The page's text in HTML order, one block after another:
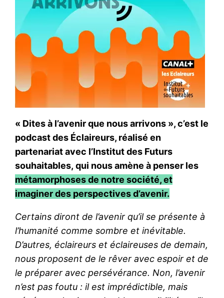
« Dites à l’avenir que nous arrivons », c’est le
podcast des Éclaireurs, réalisé en
partenariat avec l’Institut des Futurs
souhaitables, qui nous amène à penser les
métamorphoses de notre société, et
imaginer des perspectives d’avenir.
Certains diront de l’avenir qu’il se présente à
l’humanité comme sombre et inévitable.
D’autres, éclaireurs et éclaireuses de demain,
nous proposent de le rêver avec espoir et de
le préparer avec persévérance. Non, l’avenir
n’est pas foutu : il est imprédictible, mais